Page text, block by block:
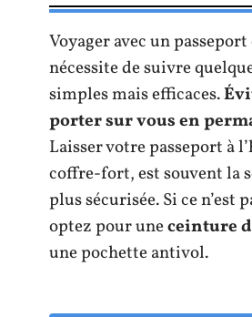
Voyager avec un
nécessite de suivre
simples mais efficaces.
porter sur vous en
Laisser votre passeport à
coffre-fort, est souvent la
plus sécurisée. Si ce n’est
optez pour uneceinture
une pochette antivol.